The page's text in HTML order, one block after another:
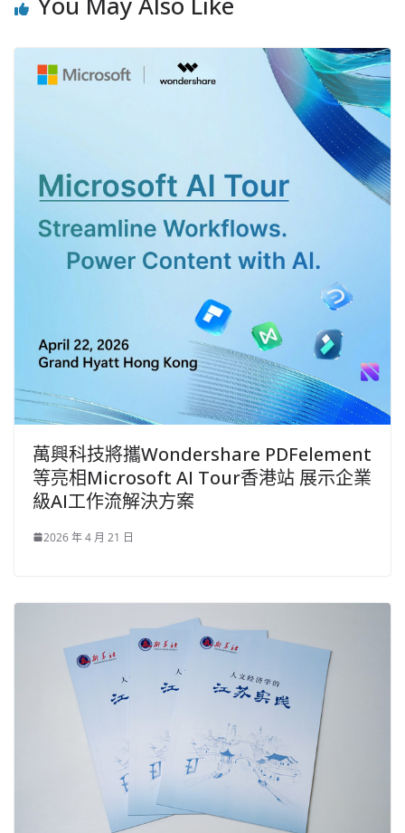
萬興科技將攜Wondershare PDFelement
等亮相Microsoft AI Tour香港站 展示企業
級AI工作流解決方案
2026 年 4 月 21 日